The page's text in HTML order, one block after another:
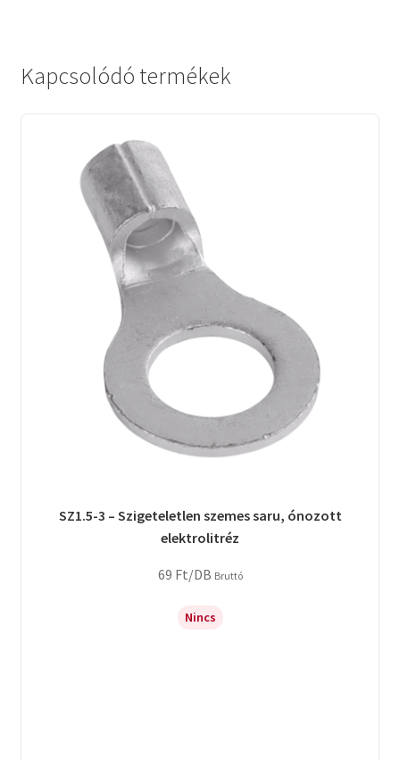
Kapcsolódó termékek
SZ1.5-3 – Szigeteletlen szemes saru, ónozott
elektrolitréz
69 Ft/DB Bruttó
Nincs